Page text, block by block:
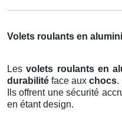
Volets roulants en
Lesvolets roulants en
durabilité face aux chocs.
Ils offrent une sécurité
en étant design.